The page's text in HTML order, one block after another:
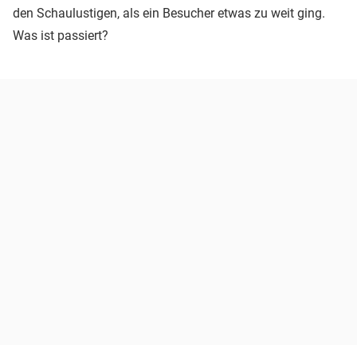
den Schaulustigen, als ein Besucher etwas zu weit ging.
Was ist passiert?